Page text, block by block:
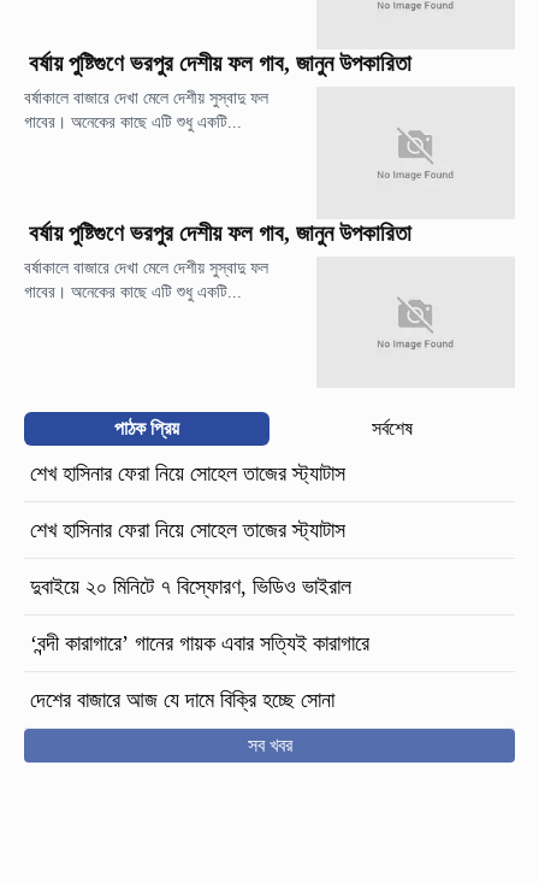
বর্ষায় পুষ্টিগুণে ভরপুর দেশীয় ফল গাব, জানুন উপকারিতা
বর্ষাকালে বাজারে দেখা মেলে দেশীয় সুস্বাদু ফল
গাবের। অনেকের কাছে এটি শুধু একটি...
বর্ষায় পুষ্টিগুণে ভরপুর দেশীয় ফল গাব, জানুন উপকারিতা
বর্ষাকালে বাজারে দেখা মেলে দেশীয় সুস্বাদু ফল
গাবের। অনেকের কাছে এটি শুধু একটি...
পাঠক প্রিয় সর্বশেষ
শেখ হাসিনার ফেরা নিয়ে সোহেল তাজের স্ট্যাটাস
শেখ হাসিনার ফেরা নিয়ে সোহেল তাজের স্ট্যাটাস
দুবাইয়ে ২০ মিনিটে ৭ বিস্ফোরণ, ভিডিও ভাইরাল
‘বন্দী কারাগারে’ গানের গায়ক এবার সত্যিই কারাগারে
দেশের বাজারে আজ যে দামে বিক্রি হচ্ছে সোনা
সব খবর